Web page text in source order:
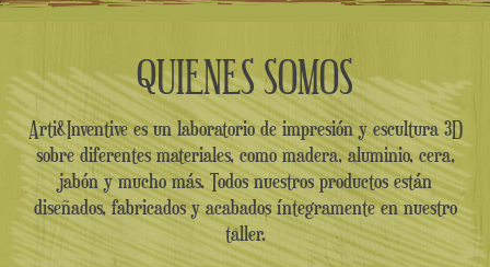
QUIENES SOMOS
Arti&Inventive es un laboratorio de impresión y escultura 3D
sobre diferentes materiales, como madera, aluminio, cera,
jabón y mucho más. Todos nuestros productos están
diseñados, fabricados y acabados íntegramente en nuestro
taller.